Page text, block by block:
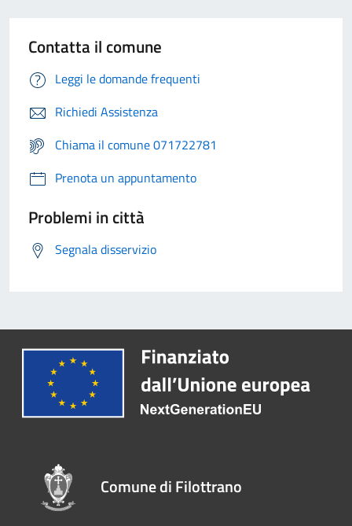
Contatta il comune
Leggi le domande frequenti
Richiedi Assistenza
Chiama il comune 071722781
Prenota un appuntamento
Problemi in città
Segnala disservizio
Comune di Filottrano